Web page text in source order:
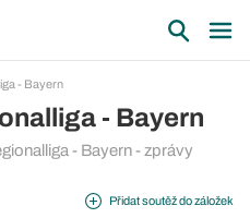
- Bayern
- Bayern
- Bayern - zprávy
Přidat soutěž do záložek